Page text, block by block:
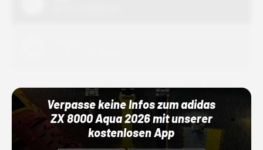
Verpasse keine Infos zum adidas
ZX 8000 Aqua 2026 mit unserer
kostenlosen App